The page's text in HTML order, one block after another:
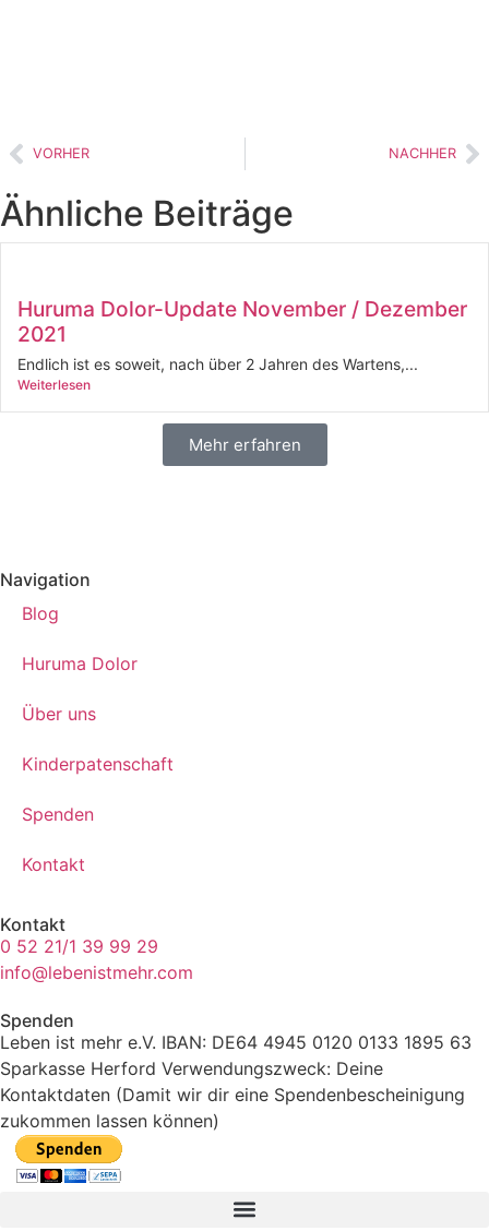
VORHER NACHHER
Ähnliche Beiträge
Huruma Dolor-Update November / Dezember
2021
Endlich ist es soweit, nach über 2 Jahren des Wartens,...
Weiterlesen
Mehr erfahren
Navigation
Blog
Huruma Dolor
Über uns
Kinderpatenschaft
Spenden
Kontakt
Kontakt
0 52 21/1 39 99 29
info@lebenistmehr.com
Spenden
Leben ist mehr e.V. IBAN: DE64 4945 0120 0133 1895 63
Sparkasse Herford Verwendungszweck: Deine
Kontaktdaten (Damit wir dir eine Spendenbescheinigung
zukommen lassen können)